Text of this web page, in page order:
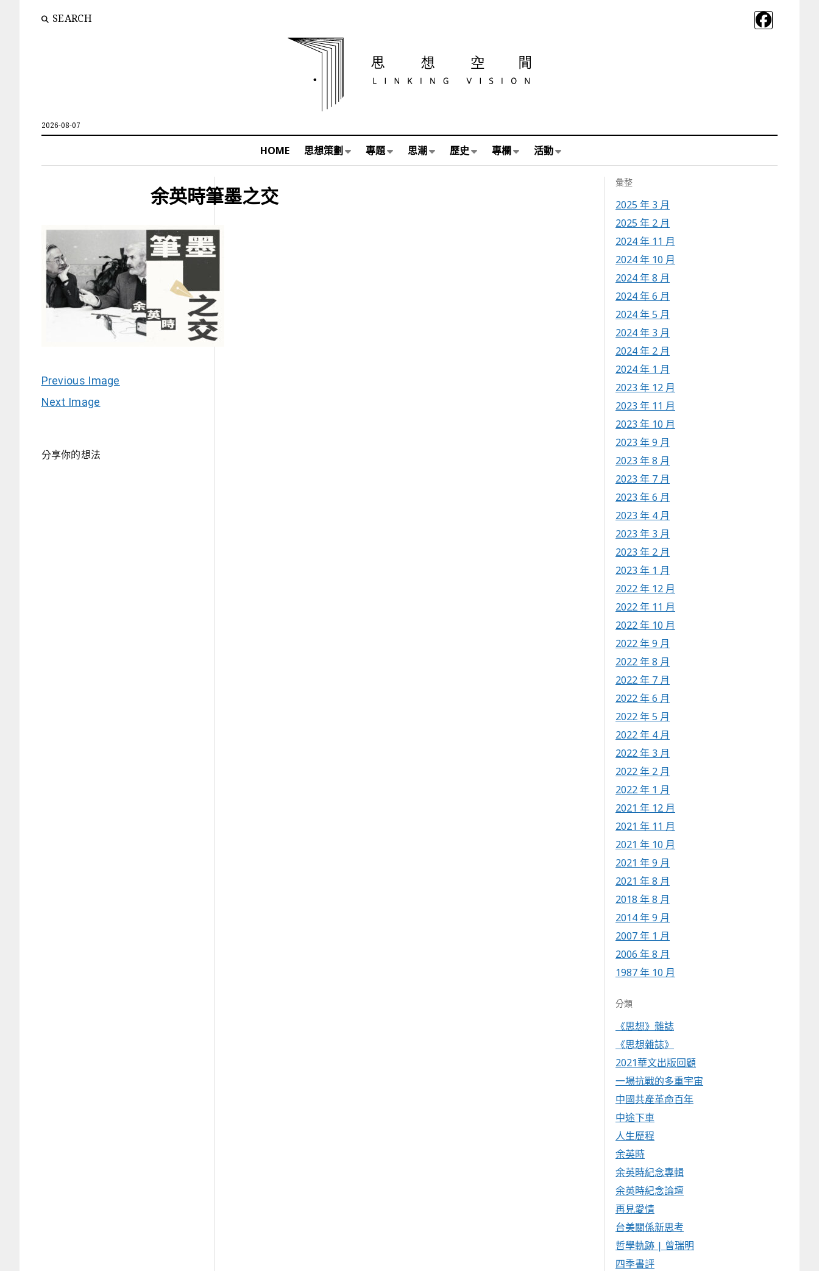
SEARCH
2026-08-07
HOME 思想策劃 專題 思潮 歷史 專欄 活動
余英時筆墨之交
Previous Image
Next Image
分享你的想法
彙整
2025 年 3 月
2025 年 2 月
2024 年 11 月
2024 年 10 月
2024 年 8 月
2024 年 6 月
2024 年 5 月
2024 年 3 月
2024 年 2 月
2024 年 1 月
2023 年 12 月
2023 年 11 月
2023 年 10 月
2023 年 9 月
2023 年 8 月
2023 年 7 月
2023 年 6 月
2023 年 4 月
2023 年 3 月
2023 年 2 月
2023 年 1 月
2022 年 12 月
2022 年 11 月
2022 年 10 月
2022 年 9 月
2022 年 8 月
2022 年 7 月
2022 年 6 月
2022 年 5 月
2022 年 4 月
2022 年 3 月
2022 年 2 月
2022 年 1 月
2021 年 12 月
2021 年 11 月
2021 年 10 月
2021 年 9 月
2021 年 8 月
2018 年 8 月
2014 年 9 月
2007 年 1 月
2006 年 8 月
1987 年 10 月
分類
《思想》雜誌
《思想雜誌》
2021華文出版回顧
一場抗戰的多重宇宙
中國共產革命百年
中途下車
人生歷程
余英時
余英時紀念專輯
余英時紀念論壇
再見愛情
台美關係新思考
哲學軌跡 | 曾瑞明
四季書評